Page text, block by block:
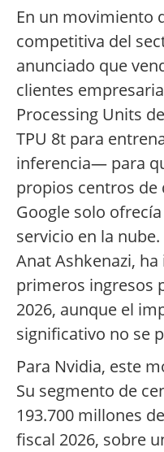
En un movimiento
competitiva del
anunciado que
clientes
Processing Units
TPU 8t para
inferencia— para
propios centros de
Google solo
servicio en la
Anat Ashkenazi,
primeros ingresos
2026, aunque el
significativo no se
Para Nvidia, este
Su segmento de
193.700 millones
fiscal 2026, sobre